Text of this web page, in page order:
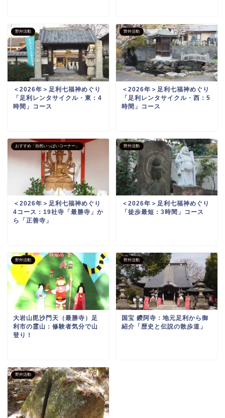
野外活動
＜2026年＞足利七福神めぐり
「足利レンタサイクル・東：4
時間」コース
野外活動
＜2026年＞足利七福神めぐり
「足利レンタサイクル・西：5
時間」コース
おすすめ「自然いっぱいコーナー」
＜2026年＞足利七福神めぐり
4コース：19社寺「最勝寺」か
ら「正善寺」
野外活動
＜2026年＞足利七福神めぐり
「徒歩最短：3時間」コース
野外活動
大岩山毘沙門天（最勝寺）足
利市の霊山：修験者気分で山
登り！
野外活動
国宝 鑁阿寺：地元足利から御
紹介「歴史と伝説の散歩道」
野外活動